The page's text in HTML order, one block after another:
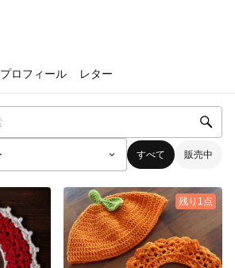
プロフィール レター
すべて 販売中
残り1点